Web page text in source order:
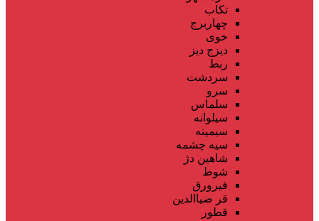
تکاب
چهاربرج
خوی
دیزج دیز
ربط
سردشت
سرو
سلماس
سیلوانه
سیمینه
سیه چشمه
شاهین دژ
شوط
فیرورق
قر ضیاالدین
قطور